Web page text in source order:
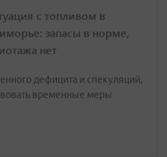
с топливом в
запасы в норме,
нет
дефицита и спекуляций,
временные меры